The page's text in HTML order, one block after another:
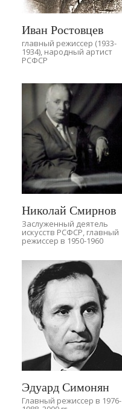
Иван Ростовцев
главный режиссер (1933-
1934), народный артист
РСФСР
Николай Смирнов
Заслуженный деятель
искусств РСФСР, главный
режиссер в 1950-1960
Эдуард Симонян
Главный режиссер в 1976-